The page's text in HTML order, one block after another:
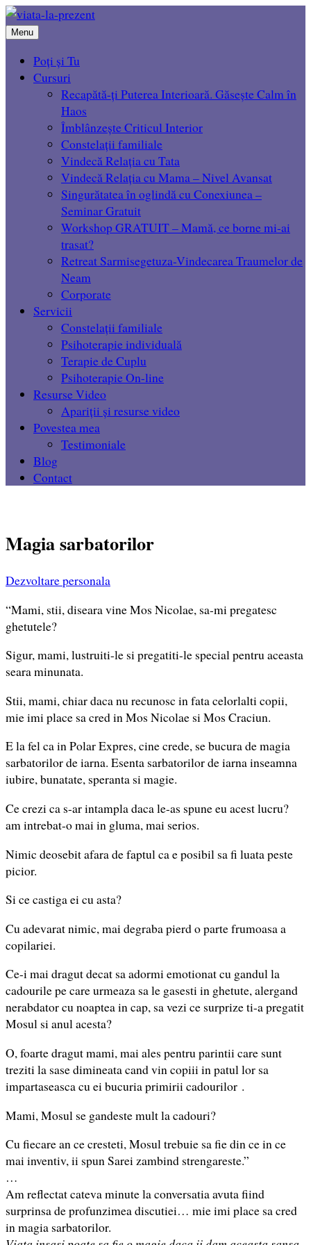
Menu
Poți și Tu
Cursuri
Recapătă-ți Puterea Interioară. Găsește Calm în
Haos
Îmblânzește Criticul Interior
Constelații familiale
Vindecă Relația cu Tata
Vindecă Relația cu Mama – Nivel Avansat
Singurătatea în oglindă cu Conexiunea –
Seminar Gratuit
Workshop GRATUIT – Mamă, ce borne mi-ai
trasat?
Retreat Sarmisegetuza-Vindecarea Traumelor de
Neam
Corporate
Servicii
Constelații familiale
Psihoterapie individuală
Terapie de Cuplu
Psihoterapie On-line
Resurse Video
Apariții și resurse video
Povestea mea
Testimoniale
Blog
Contact
Magia sarbatorilor
Dezvoltare personala
“Mami, stii, diseara vine Mos Nicolae, sa-mi pregatesc
ghetutele?
Sigur, mami, lustruiti-le si pregatiti-le special pentru aceasta
seara minunata.
Stii, mami, chiar daca nu recunosc in fata celorlalti copii,
mie imi place sa cred in Mos Nicolae si Mos Craciun.
E la fel ca in Polar Expres, cine crede, se bucura de magia
sarbatorilor de iarna. Esenta sarbatorilor de iarna inseamna
iubire, bunatate, speranta si magie.
Ce crezi ca s-ar intampla daca le-as spune eu acest lucru?
am intrebat-o mai in gluma, mai serios.
Nimic deosebit afara de faptul ca e posibil sa fi luata peste
picior.
Si ce castiga ei cu asta?
Cu adevarat nimic, mai degraba pierd o parte frumoasa a
copilariei.
Ce-i mai dragut decat sa adormi emotionat cu gandul la
cadourile pe care urmeaza sa le gasesti in ghetute, alergand
nerabdator cu noaptea in cap, sa vezi ce surprize ti-a pregatit
Mosul si anul acesta?
O, foarte dragut mami, mai ales pentru parintii care sunt
treziti la sase dimineata cand vin copiii in patul lor sa
impartaseasca cu ei bucuria primirii cadourilor .
Mami, Mosul se gandeste mult la cadouri?
Cu fiecare an ce cresteti, Mosul trebuie sa fie din ce in ce
mai inventiv, ii spun Sarei zambind strengareste.”
…
Am reflectat cateva minute la conversatia avuta fiind
surprinsa de profunzimea discutiei… mie imi place sa cred
in magia sarbatorilor.